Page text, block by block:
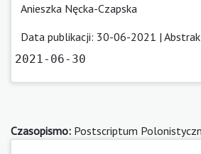
Anieszka Nęcka-Czapska
Data publikacji: 30-06-2021 |
2021-06-30
Czasopismo: Postscriptum